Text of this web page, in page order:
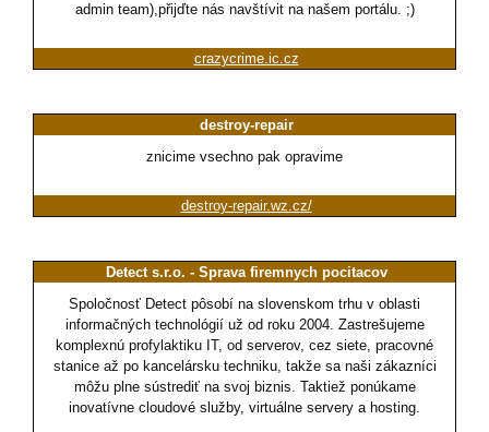
admin team),přijďte nás navštívit na našem portálu. ;)
crazycrime.ic.cz
destroy-repair
znicime vsechno pak opravime
destroy-repair.wz.cz/
Detect s.r.o. - Sprava firemnych pocitacov
Spoločnosť Detect pôsobí na slovenskom trhu v oblasti
informačných technológií už od roku 2004. Zastrešujeme
komplexnú profylaktiku IT, od serverov, cez siete, pracovné
stanice až po kancelársku techniku, takže sa naši zákazníci
môžu plne sústrediť na svoj biznis. Taktiež ponúkame
inovatívne cloudové služby, virtuálne servery a hosting.